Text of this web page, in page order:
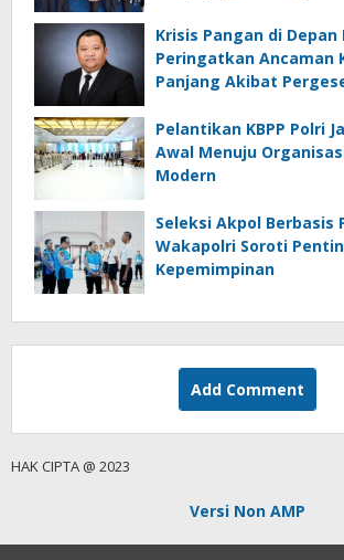
Krisis Pangan di Depan
Peringatkan Ancaman
Panjang Akibat
Pelantikan KBPP Polri
Awal Menuju
Modern
Seleksi Akpol Berbasis
Wakapolri Soroti
Kepemimpinan
Add Comment
HAK CIPTA @ 2023
Versi Non AMP